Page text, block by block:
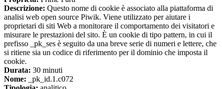
Descrizione: Questo nome di cookie è associato alla piattaforma di
analisi web open source Piwik. Viene utilizzato per aiutare i
proprietari di siti Web a monitorare il comportamento dei visitatori e
misurare le prestazioni del sito. È un cookie di tipo pattern, in cui il
prefisso _pk_ses è seguito da una breve serie di numeri e lettere, che
si ritiene sia un codice di riferimento per il dominio che imposta il
cookie.
Durata: 30 minuti
Nome: _pk_id.1.c072